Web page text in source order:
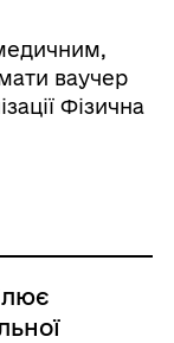
ваучер
Фізична